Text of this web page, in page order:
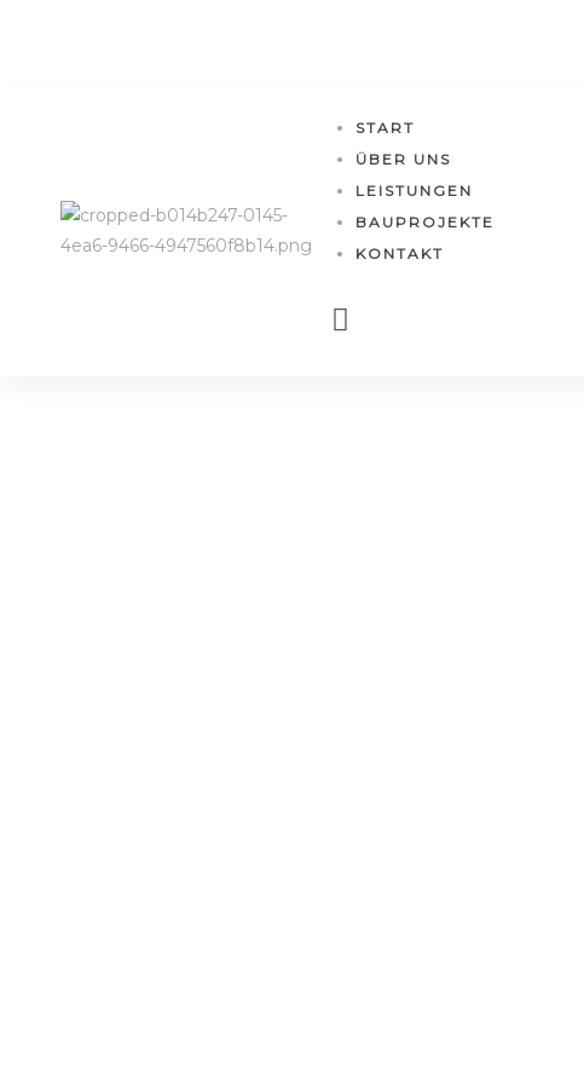
START
ÜBER UNS
LEISTUNGEN
BAUPROJEKTE
KONTAKT